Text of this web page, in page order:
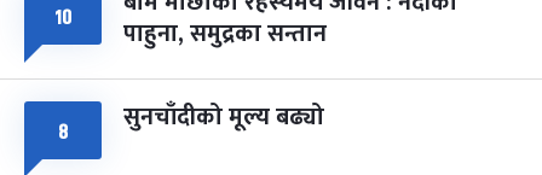
८
सोम
फागुपूर्णिमा
चैत्र ८, २०८३-Mar 22, 2027
७ महिना बाँकी
१० पाहुना, समुद्रका सन्तान
८ सुनचाँदीको मूल्य बढ्यो